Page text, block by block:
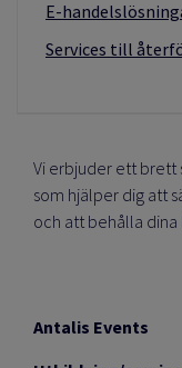
E-
Services till
Vi erbjuder ett
som hjälper dig att
och att behålla dina
Antalis Events